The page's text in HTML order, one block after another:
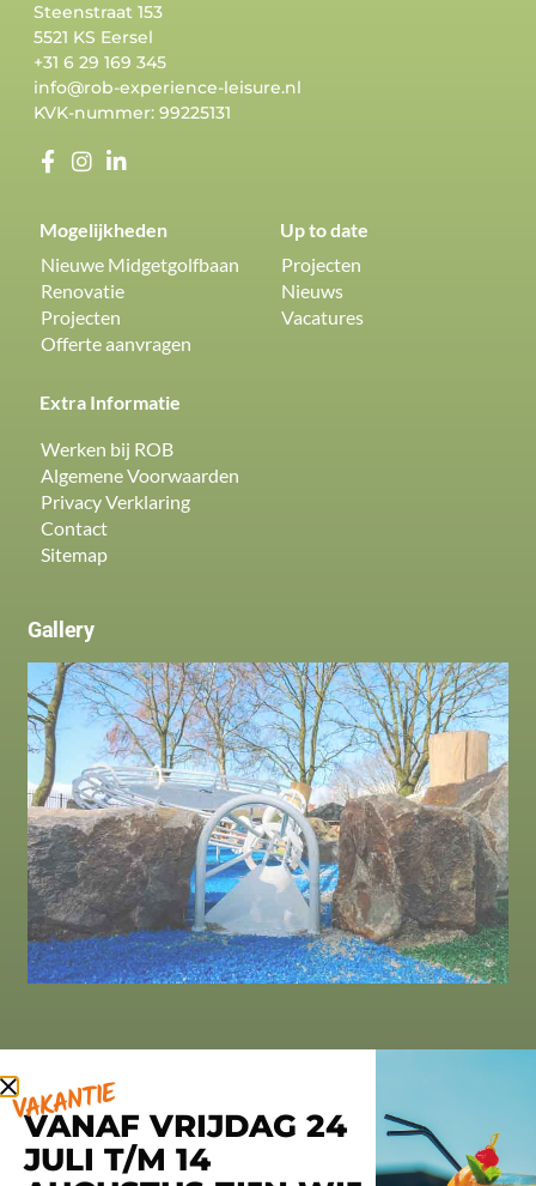
Steenstraat 153
5521 KS Eersel
+31 6 29 169 345
info@rob-experience-leisure.nl
KVK-nummer: 99225131
Mogelijkheden
Nieuwe Midgetgolfbaan
Renovatie
Projecten
Offerte aanvragen
Up to date
Projecten
Nieuws
Vacatures
Extra Informatie
Werken bij ROB
Algemene Voorwaarden
Privacy Verklaring
Contact
Sitemap
Gallery
VAKANTIE
VANAF VRIJDAG 24
JULI T/M 14